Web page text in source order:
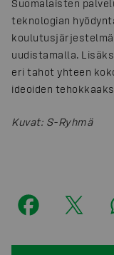
Suomalaisten
teknologian
uudistamalla.
eri tahot yhteen
ideoiden
Kuvat: S-Ryhmä